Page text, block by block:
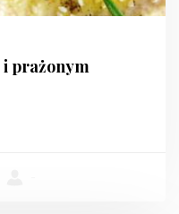
prażonym